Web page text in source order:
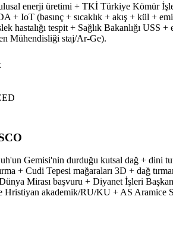
enerji üretimi + TKİ Türkiye Kömür
+ IoT (basınç + sıcaklık + akış + kül +
hastalığı tespit + Sağlık Bakanlığı
Mühendisliği staj/Ar-Ge).
Gemisi'nin durduğu kutsal dağ + dini
+ Cudi Tepesi mağaraları 3D + dağ
Mirası başvuru + Diyanet İşleri
akademik/RU/KU + AS Aramice